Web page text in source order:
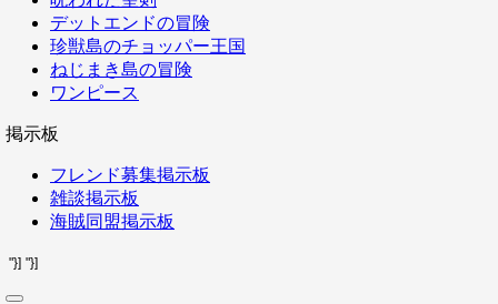
デットエンドの冒険
珍獣島のチョッパー王国
ねじまき島の冒険
ワンピース
掲示板
フレンド募集掲示板
雑談掲示板
海賊同盟掲示板
"}] "}]